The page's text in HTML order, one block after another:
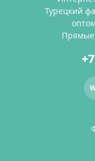
Турецкий
Прямые